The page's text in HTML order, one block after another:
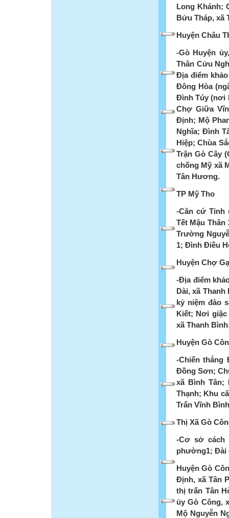
Long Khánh;
Bửu Tháp, xã
Huyện Châu
-Gò Huyện
Thân Cửu
Địa điểm
Đông Hòa
Đình Túy (nơi
Chợ Giữa
Định; Mộ
Nghĩa; Đình
Hiệp; Chùa
Trận Gò Cây
chống Mỹ xã
Tân Hương.
TP Mỹ Tho
-Căn cứ Tỉnh
Tết Mậu
Trường
1; Đình Điều
Huyện Chợ
-Địa điểm
Dài, xã
kỷ niệm đào
Kiết; Nơi giặc
xã Thanh
Huyện Gò
-Chiến thắng
Đồng Sơn;
xã Bình Tân;
Thạnh; Khu
Trấn Vĩnh
Thị Xã Gò
-Cơ sở cách
phường1; Đài
Huyện Gò
Định, xã Tân
thị trấn Tân
ủy Gò Công,
Mộ Nguyễn